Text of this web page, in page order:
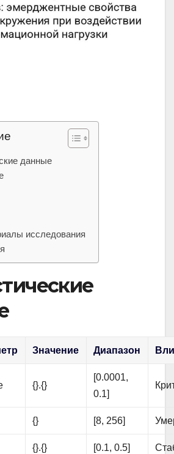
данные
исследования
Значение Диапазон
{}.{}
[0.0001,
0.1]
{} [8, 256]
{}.{} [0.1, 0.5]